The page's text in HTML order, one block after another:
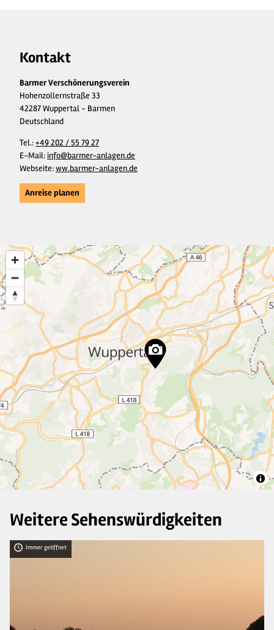
Kontakt
Barmer Verschönerungsverein
Hohenzollernstraße 33
42287 Wuppertal - Barmen
Deutschland
Tel.:+49 202 / 55 79 27
E-Mail:info@barmer-anlagen.de
Webseite:ww.barmer-anlagen.de
Anreise planen
39
13
8
27
2
2
Weitere Sehenswürdigkeiten
Immer geöffnet